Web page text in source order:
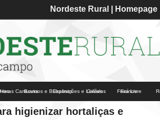
Nordeste Rural | Homepage
Rural
Bovinos e Bubalinos Cavalos Suínos
Haras Camuana Exposições e Leilões Feira Livre
higienizar hortaliças e